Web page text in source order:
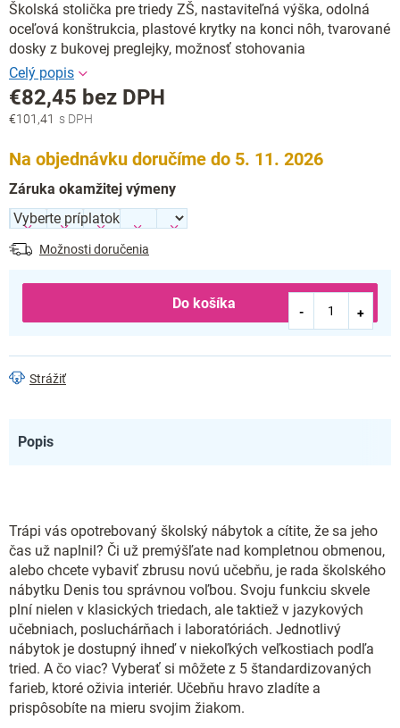
Školská stolička pre triedy ZŠ, nastaviteľná výška, odolná
oceľová konštrukcia, plastové krytky na konci nôh, tvarované
dosky z bukovej preglejky, možnosť stohovania
€101,41
€82,45 bez DPH
Jednotková
Na objednávku doručíme do 5. 11. 2026
Záruka okamžitej výmeny
Možnosti doručenia
Do košíka
Strážiť
Popis
Trápi vás opotrebovaný školský nábytok a cítite, že sa jeho
čas už naplnil? Či už premýšľate nad kompletnou obmenou,
alebo chcete vybaviť zbrusu novú učebňu, je rada školského
nábytku Denis tou správnou voľbou. Svoju funkciu skvele
plní nielen v klasických triedach, ale taktiež v jazykových
učebniach, posluchárňach i laboratóriách. Jednotlivý
nábytok je dostupný ihneď v niekoľkých veľkostiach podľa
tried. A čo viac? Vyberať si môžete z 5 štandardizovaných
farieb, ktoré oživia interiér. Učebňu hravo zladíte a
prispôsobíte na mieru svojim žiakom.